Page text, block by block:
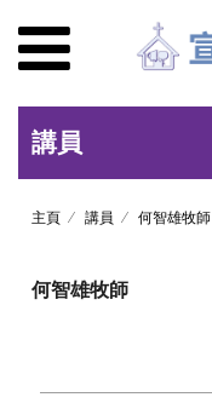
講員
主頁 講員 何智雄牧師
何智雄牧師